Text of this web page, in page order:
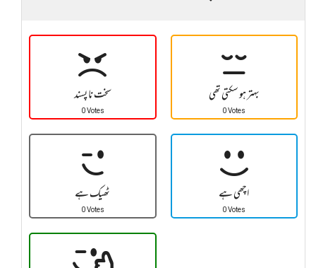
سخت نا پسند
0 Votes
بہتر ہو سکتی تھی
0 Votes
ٹھیک ہے
0 Votes
اچھی ہے
0 Votes